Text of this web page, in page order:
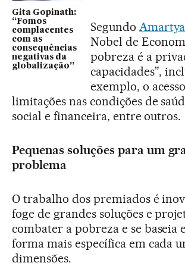
Gita Gopinath:
“Fomos
complacentes
com as
consequências
negativas da
globalização”
Segundo
Nobel de
pobreza é a
capacidades”,
exemplo, o
limitações nas condições de
social e financeira, entre outros.
Pequenas soluções para um
problema
O trabalho dos premiados é
foge de grandes soluções e
combater a pobreza e se baseia
forma mais específica em cada
dimensões.